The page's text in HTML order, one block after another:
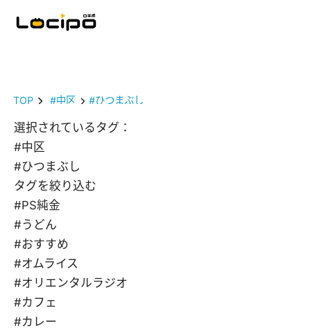
TOP #中区 #ひつまぶし
選択されているタグ：
#中区
#ひつまぶし
タグを絞り込む
#PS純金
#うどん
#おすすめ
#オムライス
#オリエンタルラジオ
#カフェ
#カレー